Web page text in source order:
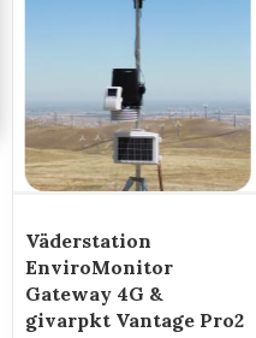
Väderstation
EnviroMonitor
Gateway 4G &
givarpkt Vantage Pro2